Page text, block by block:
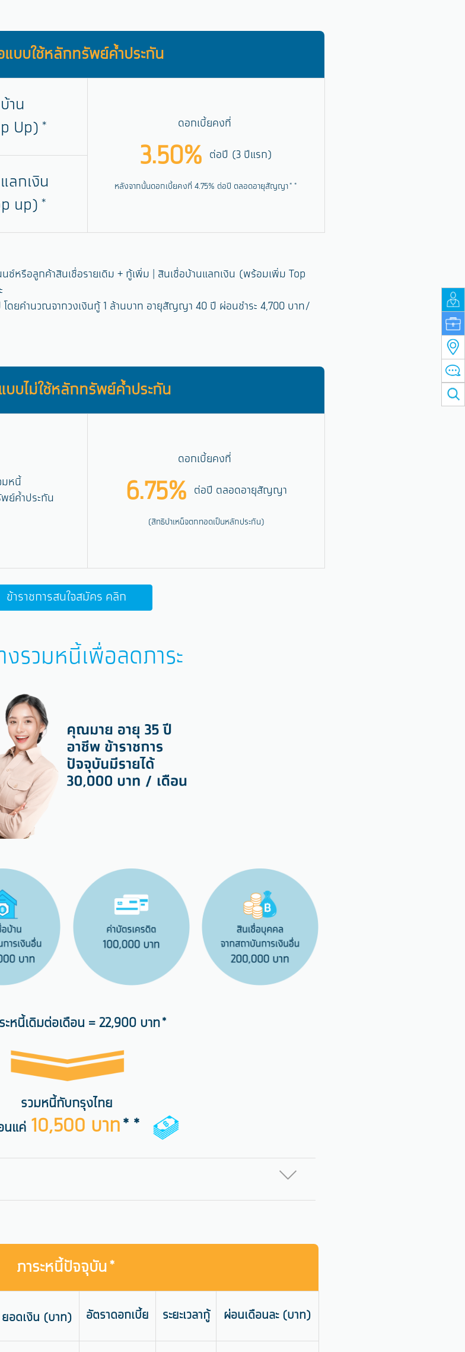
แบบใช้หลักทรัพย์ค้ำประกัน
าน
Up)* ดอกเบี้ยคงที่
3.50% ต่อปี (3 ปีแรก)
หลังจากนั้นดอกเบี้ยคงที่ 4.75% ต่อปี ตลอดอายุสัญญา**
ลกเงิน
up)*
หรือลูกค้าสินเชื่อรายเดิม + กู้เพิ่ม | สินเชื่อบ้านแลกเงิน (พร้อมเพิ่ม Top
ยคำนวณจากวงเงินกู้ 1 ล้านบาท อายุสัญญา 40 ปี ผ่อนชำระ 4,700 บาท/
บบไม่ใช้หลักทรัพย์ค้ำประกัน
มหนี้
ย์ค้ำประกัน
ดอกเบี้ยคงที่
6.75% ต่อปี ตลอดอายุสัญญา
(สิทธิบำเหน็จตกทอดเป็นหลักประกัน)
ข้าราชการสนใจสมัคร คลิก
งรวมหนี้เพื่อลดภาระ
ะหนี้เดิมต่อเดือน = 22,900 บาท*
รวมหนี้กับกรุงไทย
นแค่ 10,500 บาท**
ภาระหนี้ปัจจุบัน*
ยอดเงิน (บาท) อัตราดอกเบี้ย ระยะเวลากู้ ผ่อนเดือนละ (บาท)